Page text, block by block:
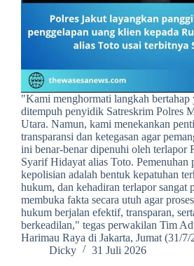
​"Kami menghormati langkah bertahap
ditempuh penyidik Satreskrim Polres
Utara. Namun, kami menekankan
transparansi dan ketegasan agar
ini benar-benar dipenuhi oleh terlapor
Syarif Hidayat alias Toto. Pemenuhan
kepolisian adalah bentuk kepatuhan
hukum, dan kehadiran terlapor sangat
membuka fakta secara utuh agar
hukum berjalan efektif, transparan,
berkeadilan," tegas perwakilan Tim
Harimau Raya di Jakarta, Jumat (31/7/
Dicky
31 Juli 2026